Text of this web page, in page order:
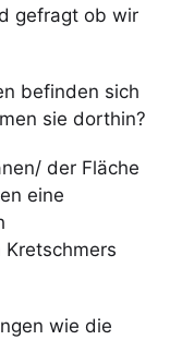
gefragt ob wir
befinden sich
sie dorthin?
der Fläche
eine
wie die